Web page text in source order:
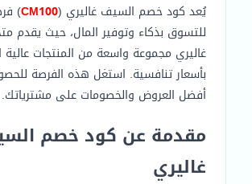
يُعد كود خصم السيف غاليري (CM100
)
للتسوق بذكاء وتوفير المال، حيث يقدم
غاليري مجموعة واسعة من المنتجات عالية
بأسعار تنافسية. استغل هذه الفرصة
أفضل العروض والخصومات على مشترياتك.
مقدمة عن كود خصم
غاليري